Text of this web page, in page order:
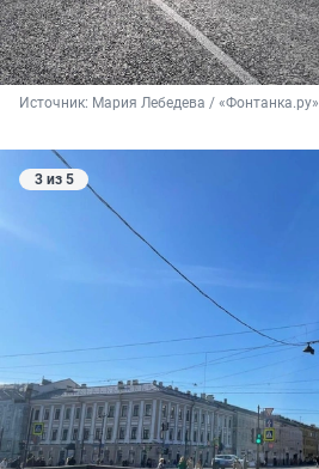
Источник: Мария Лебедева / «Фонтанка.ру»
3 из 5